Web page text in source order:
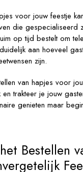
voor jouw feestje
die gespecialiseerd
op tijd bestelt om
aan hoeveel
zijn.
van hapjes voor
en trakteer je jouw
genieten maar
Bestellen